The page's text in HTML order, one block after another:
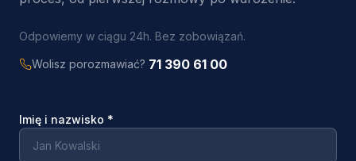
Odpowiemy w ciągu 24h. Bez zobowiązań.
Wolisz porozmawiać? 71 390 61 00
Imię i nazwisko *